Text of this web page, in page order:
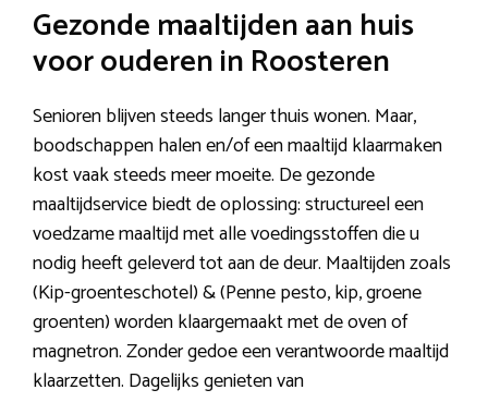
Gezonde maaltijden aan huis
voor ouderen in Roosteren
Senioren blijven steeds langer thuis wonen. Maar,
boodschappen halen en/of een maaltijd klaarmaken
kost vaak steeds meer moeite. De gezonde
maaltijdservice biedt de oplossing: structureel een
voedzame maaltijd met alle voedingsstoffen die u
nodig heeft geleverd tot aan de deur. Maaltijden zoals
(Kip-groenteschotel) & (Penne pesto, kip, groene
groenten) worden klaargemaakt met de oven of
magnetron. Zonder gedoe een verantwoorde maaltijd
klaarzetten. Dagelijks genieten van